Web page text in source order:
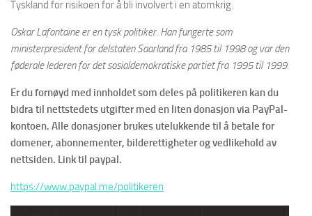
Tyskland for risikoen for å bli involvert i en atomkrig.
Oskar Lafontaine er en tysk politiker. Han fungerte som
ministerpresident for delstaten Saarland fra 1985 til 1998 og var den
føderale lederen for det sosialdemokratiske partiet fra 1995 til 1999.
Er du fornøyd med innholdet som deles på politikeren kan du
bidra til nettstedets utgifter med en liten donasjon via PayPal-
kontoen. Alle donasjoner brukes utelukkende til å betale for
domener, abonnementer, bilderettigheter og vedlikehold av
nettsiden. Link til paypal.
https://www.paypal.me/politikeren